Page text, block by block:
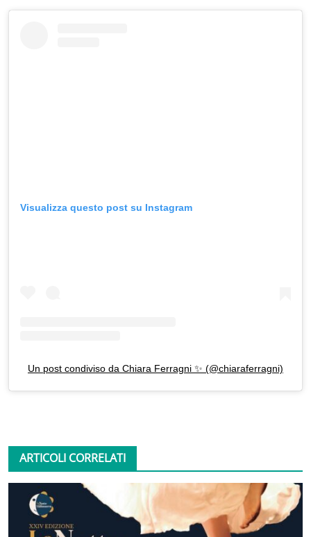
Visualizza questo post su Instagram
Un post condiviso da Chiara Ferragni ✨ (@chiaraferragni)
ARTICOLI CORRELATI